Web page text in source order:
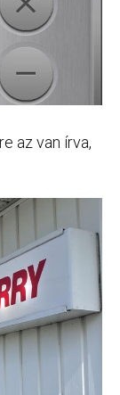
az van írva,